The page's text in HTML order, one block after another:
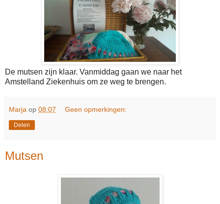
De mutsen zijn klaar. Vanmiddag gaan we naar het
Amstelland Ziekenhuis om ze weg te brengen.
Marja op 08:07 Geen opmerkingen:
Delen
Mutsen